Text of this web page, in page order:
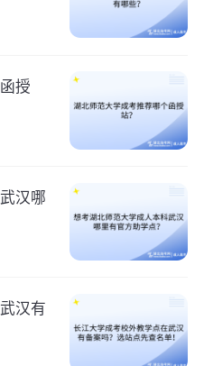
授
汉哪
汉有